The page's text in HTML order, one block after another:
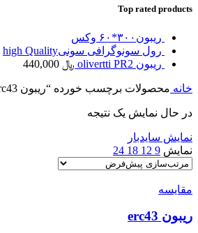
Top rated products
ریبون۳۰۰*۶۰ وکس
رول سونوگرافی سونیhigh Quality
ریبون olivertti PR2
﷼
خانه محصولات برچسب خورده “ریبون epson erc43”
در حال نمایش یک نتیجه
نمایش سایدبار
نمایش 9
12
18
24
مقایسه
ریبون erc43